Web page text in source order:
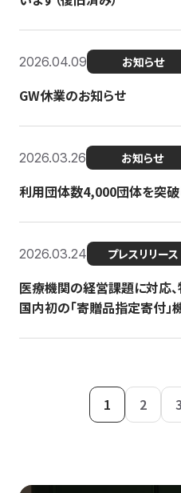
2026.04.09 お知らせ
GW休業のお知らせ
2026.03.26 お知らせ
利用団体数4,000団体を突破
2026.03.24 プレスリリース
医療機関の経営課題に対応
国内初の「寄贈品指定寄付」
1 2 3